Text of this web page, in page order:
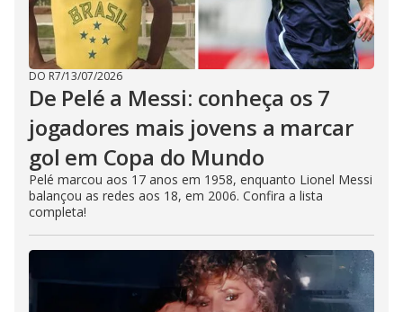
DO R7/13/07/2026
De Pelé a Messi: conheça os 7
jogadores mais jovens a marcar
gol em Copa do Mundo
Pelé marcou aos 17 anos em 1958, enquanto Lionel Messi
balançou as redes aos 18, em 2006. Confira a lista
completa!